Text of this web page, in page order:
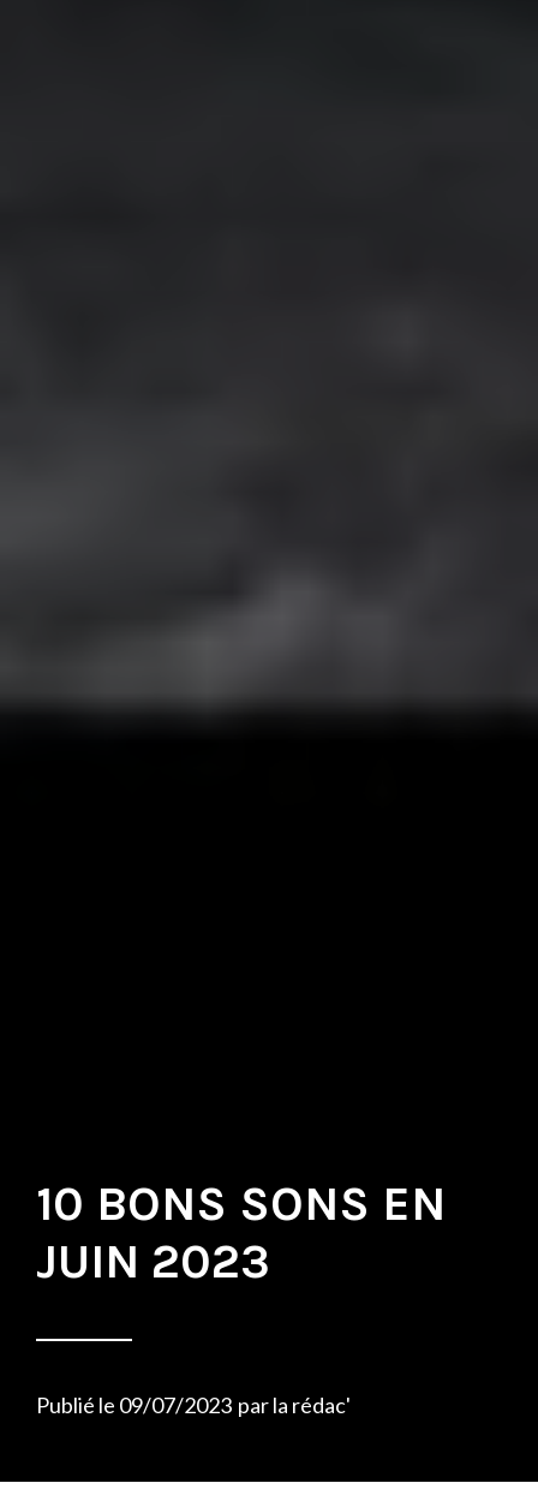
10 BONS SONS EN
JUIN 2023
Publié le 09/07/2023 parla rédac'